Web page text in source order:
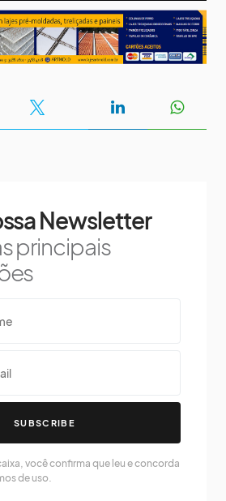
Newsletter
principais
SUBSCRIBE
você confirma que leu e concorda
de uso.